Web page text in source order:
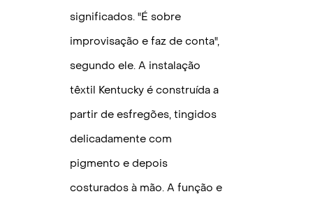
significados. "É sobre
improvisação e faz de conta",
segundo ele. A instalação
têxtil Kentucky é construída a
partir de esfregões, tingidos
delicadamente com
pigmento e depois
costurados à mão. A função e